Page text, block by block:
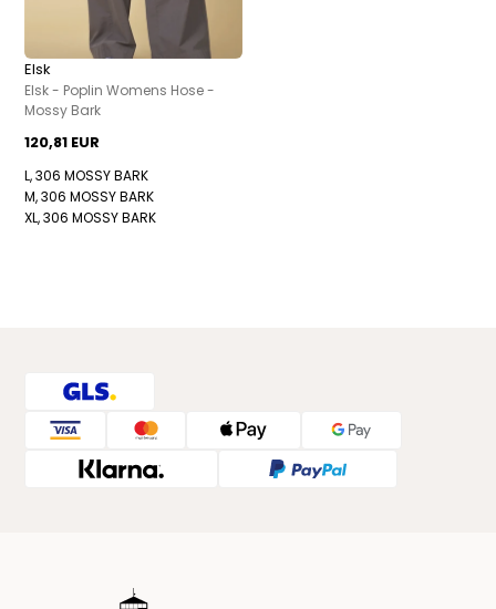
Elsk
Elsk - Poplin Womens Hose -
Mossy Bark
120,81 EUR
L, 306 MOSSY BARK
M, 306 MOSSY BARK
XL, 306 MOSSY BARK